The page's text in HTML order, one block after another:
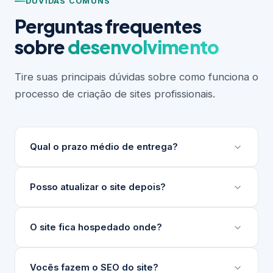
Perguntas frequentes
sobredesenvolvimento
Tire suas principais dúvidas sobre como funciona o
processo de criação de sites profissionais.
Qual o prazo médio de entrega?
Depende do escopo do projeto. Sites institucionais
Sempre apresentamos um cronograma detalhado
Posso atualizar o site depois?
Sim. Desenvolvemos um painel de gerenciamento
de técnico.
O site fica hospedado onde?
Indicamos e configuramos a hospedagem ideal para
Vocês fazem o SEO do site?